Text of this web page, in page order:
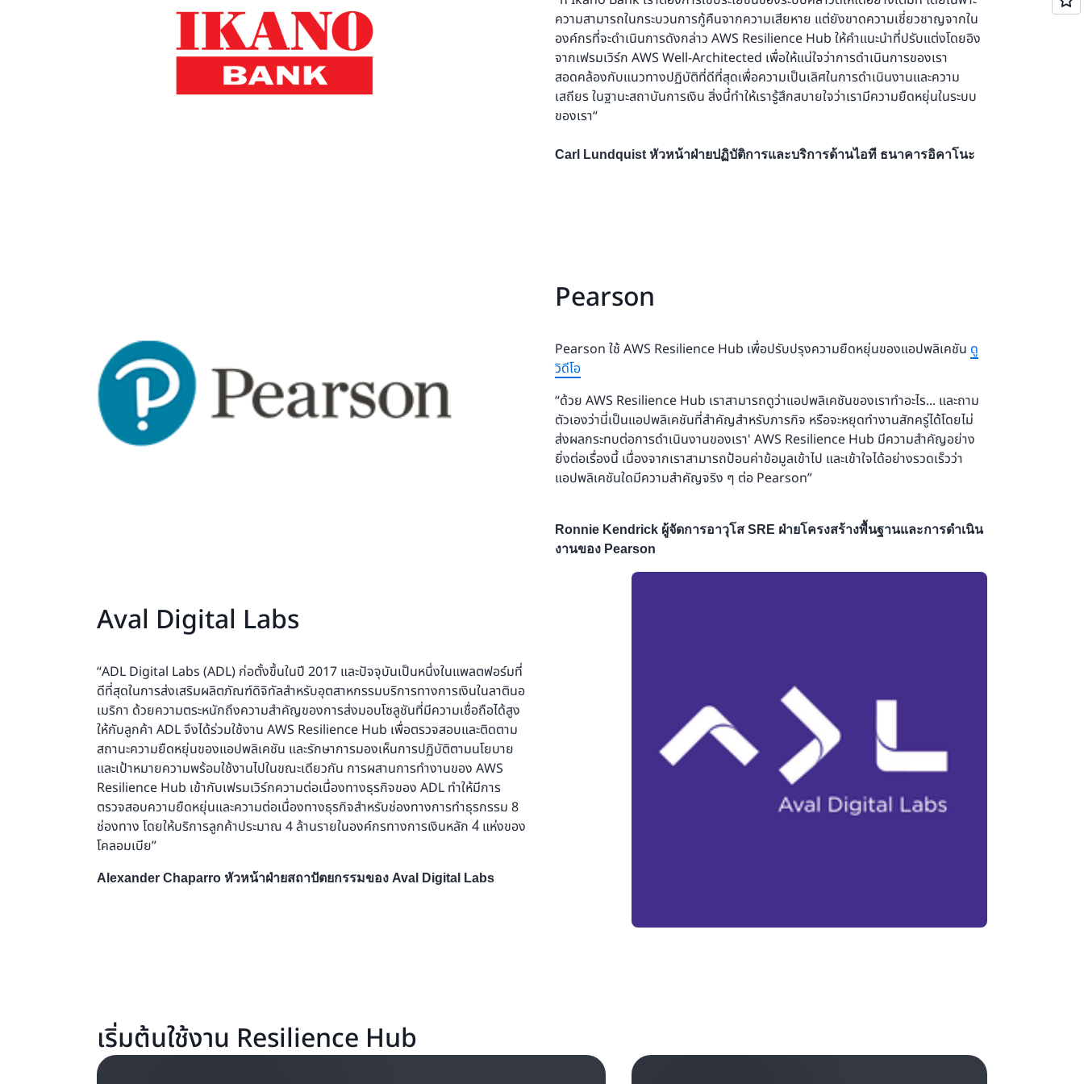
ความสามารถในกระบวนการกู้คืนจากความเสียหาย แต่ยังขาดความเชี่ยวชาญจากใน
องค์กรที่จะดำเนินการดังกล่าว AWS Resilience Hub ให้คำแนะนำที่ปรับแต่งโดยอิง
จากเฟรมเวิร์ก AWS Well-Architected เพื่อให้แน่ใจว่าการดำเนินการของเรา
สอดคล้องกับแนวทางปฏิบัติที่ดีที่สุดเพื่อความเป็นเลิศในการดำเนินงานและความ
เสถียร ในฐานะสถาบันการเงิน สิ่งนี้ทำให้เรารู้สึกสบายใจว่าเรามีความยืดหยุ่นในระบบ
ของเรา“
Carl Lundquist หัวหน้าฝ่ายปฏิบัติการและบริการด้านไอที ธนาคารอิคาโนะ
Pearson
Pearson ใช้ AWS Resilience Hub เพื่อปรับปรุงความยืดหยุ่นของแอปพลิเคชัน ดู
วิดีโอ
“ด้วย AWS Resilience Hub เราสามารถดูว่าแอปพลิเคชันของเราทำอะไร... และถาม
ตัวเองว่านี่เป็นแอปพลิเคชันที่สำคัญสำหรับภารกิจ หรือจะหยุดทำงานสักครู่ได้โดยไม่
ส่งผลกระทบต่อการดำเนินงานของเรา' AWS Resilience Hub มีความสำคัญอย่าง
ยิ่งต่อเรื่องนี้ เนื่องจากเราสามารถป้อนค่าข้อมูลเข้าไป และเข้าใจได้อย่างรวดเร็วว่า
แอปพลิเคชันใดมีความสำคัญจริง ๆ ต่อ Pearson”
Ronnie Kendrick ผู้จัดการอาวุโส SRE ฝ่ายโครงสร้างพื้นฐานและการดำเนิน
งานของ Pearson
Aval Digital Labs
“ADL Digital Labs (ADL) ก่อตั้งขึ้นในปี 2017 และปัจจุบันเป็นหนึ่งในแพลตฟอร์มที่
ดีที่สุดในการส่งเสริมผลิตภัณฑ์ดิจิทัลสำหรับอุตสาหกรรมบริการทางการเงินในลาตินอ
เมริกา ด้วยความตระหนักถึงความสำคัญของการส่งมอบโซลูชันที่มีความเชื่อถือได้สูง
ให้กับลูกค้า ADL จึงได้ร่วมใช้งาน AWS Resilience Hub เพื่อตรวจสอบและติดตาม
สถานะความยืดหยุ่นของแอปพลิเคชัน และรักษาการมองเห็นการปฏิบัติตามนโยบาย
และเป้าหมายความพร้อมใช้งานไปในขณะเดียวกัน การผสานการทำงานของ AWS
Resilience Hub เข้ากับเฟรมเวิร์กความต่อเนื่องทางธุรกิจของ ADL ทำให้มีการ
ตรวจสอบความยืดหยุ่นและความต่อเนื่องทางธุรกิจสำหรับช่องทางการทำธุรกรรม 8
ช่องทาง โดยให้บริการลูกค้าประมาณ 4 ล้านรายในองค์กรทางการเงินหลัก 4่ แห่งของ
โคลอมเบีย”
Alexander Chaparro หัวหน้าฝ่ายสถาปัตยกรรมของ Aval Digital Labs
เริ่มต้นใช้งาน Resilience Hub